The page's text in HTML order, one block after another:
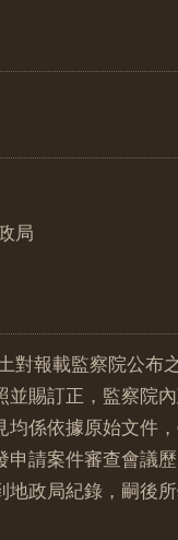
局
對報載監察院公布
並賜訂正，監察院
均係依據原始文件
申請案件審查會議
地政局紀錄，嗣後